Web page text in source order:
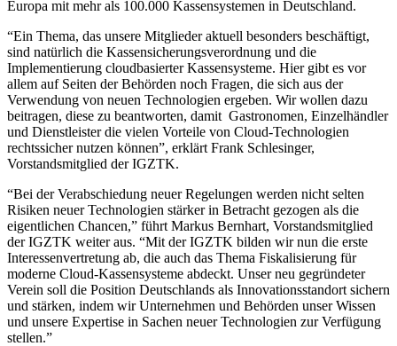
Europa mit mehr als 100.000 Kassensystemen in Deutschland.
“Ein Thema, das unsere Mitglieder aktuell besonders beschäftigt,
sind natürlich die Kassensicherungsverordnung und die
Implementierung cloudbasierter Kassensysteme. Hier gibt es vor
allem auf Seiten der Behörden noch Fragen, die sich aus der
Verwendung von neuen Technologien ergeben. Wir wollen dazu
beitragen, diese zu beantworten, damit Gastronomen, Einzelhändler
und Dienstleister die vielen Vorteile von Cloud-Technologien
rechtssicher nutzen können”, erklärt Frank Schlesinger,
Vorstandsmitglied der IGZTK.
“Bei der Verabschiedung neuer Regelungen werden nicht selten
Risiken neuer Technologien stärker in Betracht gezogen als die
eigentlichen Chancen,” führt Markus Bernhart, Vorstandsmitglied
der IGZTK weiter aus. “Mit der IGZTK bilden wir nun die erste
Interessenvertretung ab, die auch das Thema Fiskalisierung für
moderne Cloud-Kassensysteme abdeckt. Unser neu gegründeter
Verein soll die Position Deutschlands als Innovationsstandort sichern
und stärken, indem wir Unternehmen und Behörden unser Wissen
und unsere Expertise in Sachen neuer Technologien zur Verfügung
stellen.”